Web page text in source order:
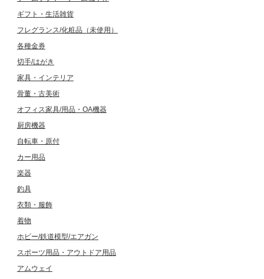
ギフト・生活雑貨
フレグランス/化粧品（未使用）
各種金券
切手/はがき
家具・インテリア
骨董・古美術
オフィス家具/用品・OA機器
厨房機器
自転車・原付
カー用品
楽器
釣具
衣類・服飾
着物
ホビー/鉄道模型/エアガン
スポーツ用品・アウトドア用品
アムウェイ